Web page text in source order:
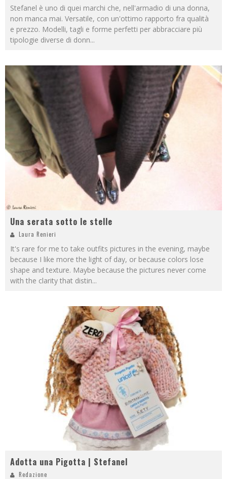
Stefanel è uno di quei marchi che, nell'armadio di una donna,
non manca mai. Versatile, con un'ottimo rapporto fra qualità
e prezzo. Modelli, tagli e forme perfetti per abbracciare più
tipologie diverse di donn...
Una serata sotto le stelle
Laura Renieri
It's rare for me to take outfits pictures in the evening, maybe
because I like more the light of day, or because colors lose
shape and texture. Maybe because the pictures never come
with the clarity that distin...
Adotta una Pigotta | Stefanel
Redazione